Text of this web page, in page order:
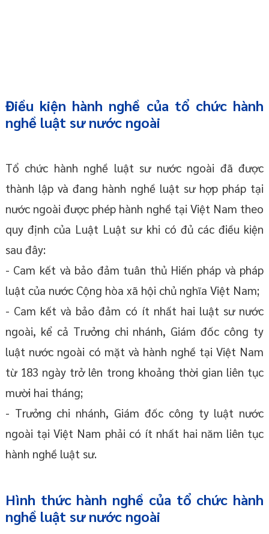
Điều kiện hành nghề của tổ chức hành
nghề luật sư nước ngoài
Tổ chức hành nghề luật sư nước ngoài đã được
thành lập và đang hành nghề luật sư hợp pháp tại
nước ngoài được phép hành nghề tại Việt Nam theo
quy định của Luật Luật sư khi có đủ các điều kiện
sau đây:
- Cam kết và bảo đảm tuân thủ Hiến pháp và pháp
luật của nước Cộng hòa xã hội chủ nghĩa Việt Nam;
- Cam kết và bảo đảm có ít nhất hai luật sư nước
ngoài, kể cả Trưởng chi nhánh, Giám đốc công ty
luật nước ngoài có mặt và hành nghề tại Việt Nam
từ 183 ngày trở lên trong khoảng thời gian liên tục
mười hai tháng;
- Trưởng chi nhánh, Giám đốc công ty luật nước
ngoài tại Việt Nam phải có ít nhất hai năm liên tục
hành nghề luật sư.
Hình thức hành nghề của tổ chức hành
nghề luật sư nước ngoài